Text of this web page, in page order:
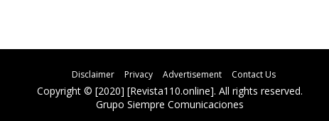
Disclaimer Privacy Advertisement Contact Us
Copyright © [2020] [Revista110.online]. All rights reserved.
Grupo Siempre Comunicaciones